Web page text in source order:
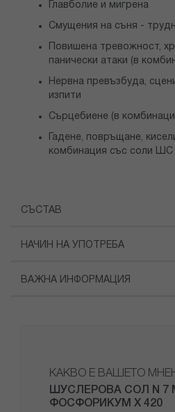
Главболие и мигрена
Смущения на съня -
Повишена тревожност,
панически атаки (в
Нервна превъзбуда,
изпити
Сърцебиене (в
Гадене, повръщане,
комбинация със соли
СЪСТАВ
НАЧИН НА УПОТРЕБА
ВАЖНА ИНФОРМАЦИЯ
КАКВО Е ВАШЕТО
ШУСЛЕРОВА СОЛ N 7 МАГНЕЗИУМ
ФОСФОРИКУМ Х 420